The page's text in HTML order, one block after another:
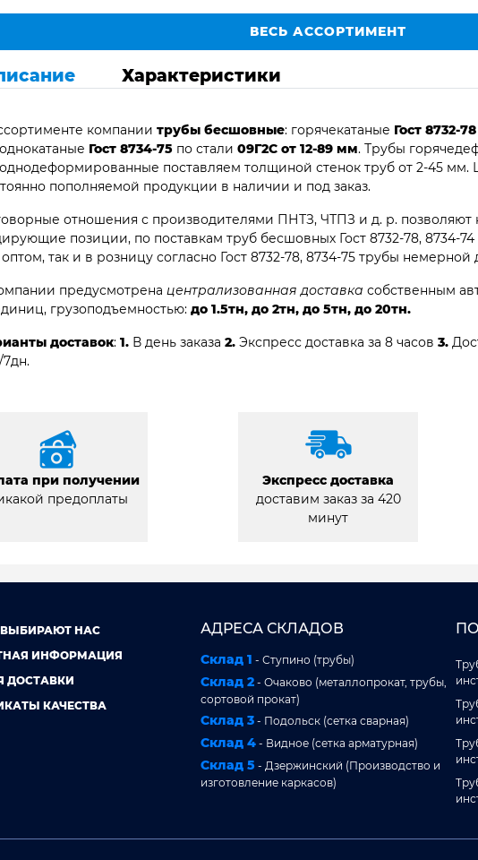
ВЕСЬ АССОРТИМЕНТ
Характеристики
компании трубы бесшовные: горячекатаные Гост 8732-78
Гост 8734-75 по стали 09Г2С от 12-89 мм. Трубы
поставляем толщиной стенок труб от 2-45 мм.
пополняемой продукции в наличии и под заказ.
отношения с производителями ПНТЗ, ЧТПЗ и д. р. позволяют
позиции, по поставкам труб бесшовных Гост 8732-78, 8734-74
оптом, так и в розницу согласно Гост 8732-78, 8734-75 трубы немерной
предусмотрена централизованная доставка собственным
грузоподъемностью: до 1.5тн, до 2тн, до 5тн, до 20тн.
доставок: 1. В день заказа 2. Экспресс доставка за 8 часов 3.
7дн.
при получении
предоплаты
Экспресс доставка
доставим заказ за 420
минут
НАС
ИНФОРМАЦИЯ
ДОСТАВКИ
КАЧЕСТВА
АДРЕСА СКЛАДОВ
Склад 1 - Ступино (трубы)
Склад 2 - Очаково (металлопрокат, трубы,
сортовой прокат)
Склад 3 - Подольск (сетка сварная)
Склад 4 - Видное (сетка арматурная)
Склад 5 - Дзержинский (Производство и
изготовление каркасов)